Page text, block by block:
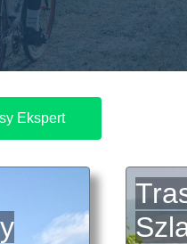
Ekspert